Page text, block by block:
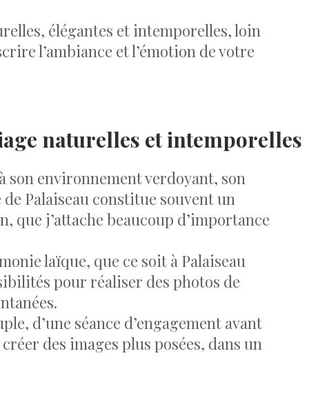
élégantes et intemporelles, loin
l’ambiance et l’émotion de votre
naturelles et intemporelles
environnement verdoyant, son
Palaiseau constitue souvent un
que j’attache beaucoup d’importance
laïque, que ce soit à Palaiseau
pour réaliser des photos de
d’une séance d’engagement avant
des images plus posées, dans un